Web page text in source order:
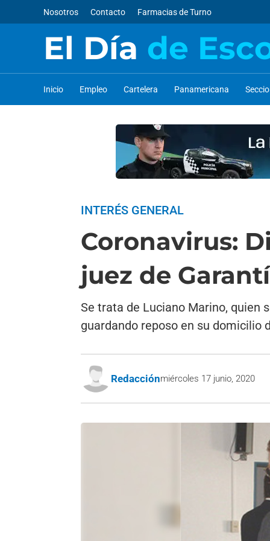
Nosotros Contacto Farmacias de Turno
El Día de
Inicio Empleo Cartelera Panamericana
INTERÉS GENERAL
Coronavirus:
juez de
Se trata de Luciano Marino, quien
guardando reposo en su domicilio
Redacciónmiércoles 17 junio, 2020